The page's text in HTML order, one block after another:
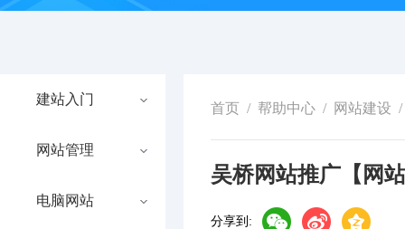
建站入门
网站管理
电脑网站
首页 / 帮助中心 / 网站建设 /
吴桥网站推广【网
分享到: